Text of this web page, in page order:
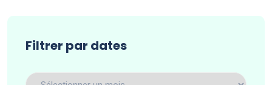
Filtrer par dates
Filtrer